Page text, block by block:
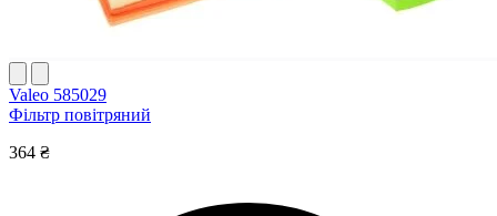
Valeo 585029
Фільтр повітряний
364 ₴